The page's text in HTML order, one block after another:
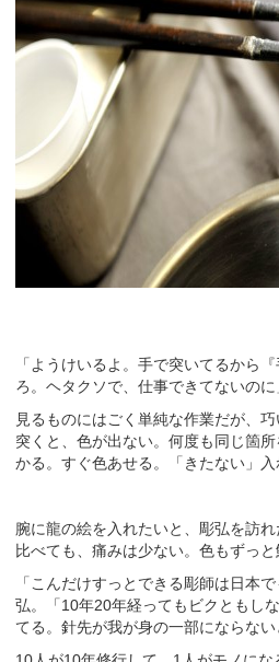
「ようけいるよ。手で突いてるから
ろ。ヘタクソで、仕事できてないのに
見るものにはごく単純な作業だが、
突くと、色が出ない。何度も同じ箇
かる。すぐ色あせる。「きたない」入
腕に龍の絵を入れたいと、彫弘を訪
比べても、痛みは少ない。色もずっと
「こんだけすっとできる彫師は日本
弘。「10年20年経ってもビクともし
てる。針先が我が身の一部にならない